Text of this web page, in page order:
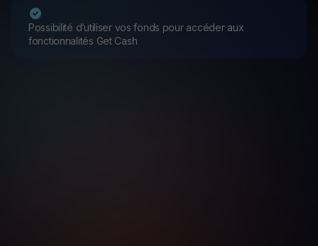
Possibilité d’utiliser vos fonds pour accéder aux
fonctionnalités Get Cash